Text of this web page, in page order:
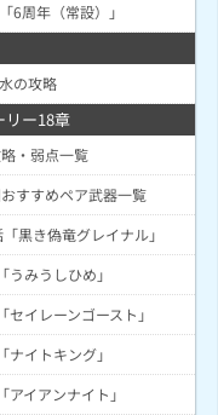
6周年（常設）」
の攻略
リー18章
・弱点一覧
すすめペア武器一覧
黒き偽竜グレイナル」
うみうしひめ」
セイレーンゴースト」
ナイトキング」
アイアンナイト」